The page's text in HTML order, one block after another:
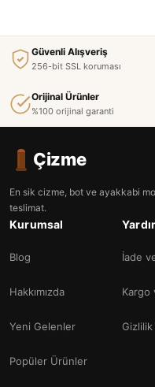
Güvenli Alışveriş
256-bit SSL koruması
Orijinal Ürünler
%100 orijinal garanti
Çizme
En sik cizme, bot ve ayakkabi
teslimat.
Kurumsal
Blog
Hakkımızda
Yeni Gelenler
Popüler Ürünler
İade
Kargo
Gizlilik